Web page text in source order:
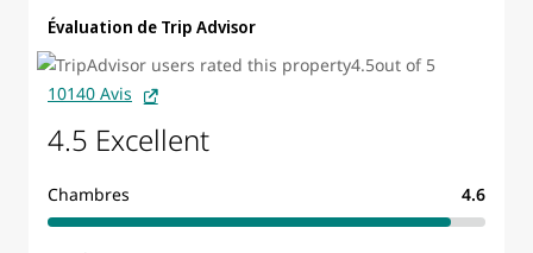
Évaluation de Trip Advisor
10140 Avis
4.5 Excellent
Chambres 4.6